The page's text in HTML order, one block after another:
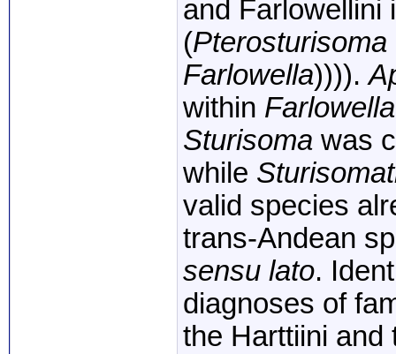
and Farlowellini
(Pterosturisoma
Farlowella)))).
within Farlowella
Sturisoma was
while
valid species
trans-Andean
sensu lato.
diagnoses of
the Harttiini and